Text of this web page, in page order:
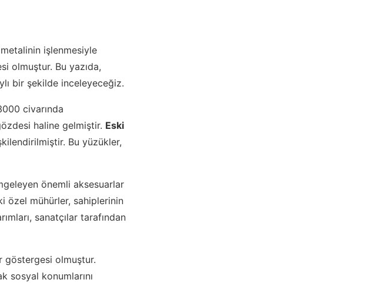
işlenmesiyle
olmuştur. Bu yazıda,
bir şekilde inceleyeceğiz.
civarında
haline gelmiştir. Eski
Bu yüzükler,
önemli aksesuarlar
özel mühürler, sahiplerinin
sanatçılar tarafından
göstergesi olmuştur.
sosyal konumlarını